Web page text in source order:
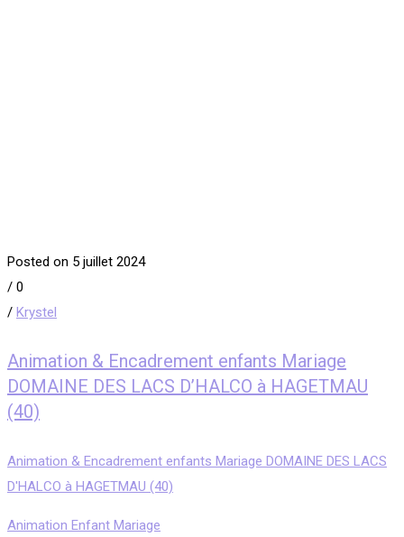
Posted on 5 juillet 2024
/ 0
/ Krystel
Animation & Encadrement enfants Mariage
DOMAINE DES LACS D’HALCO à HAGETMAU
(40)
Animation & Encadrement enfants Mariage DOMAINE DES LACS
D'HALCO à HAGETMAU (40)
Animation Enfant Mariage